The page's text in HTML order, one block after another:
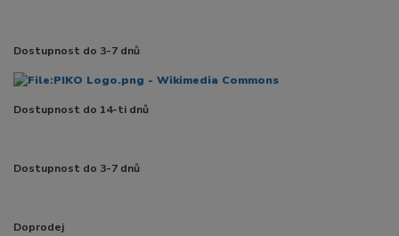
Dostupnost do 3-7 dnů
Dostupnost do 14-ti dnů
Dostupnost do 3-7 dnů
Doprodej